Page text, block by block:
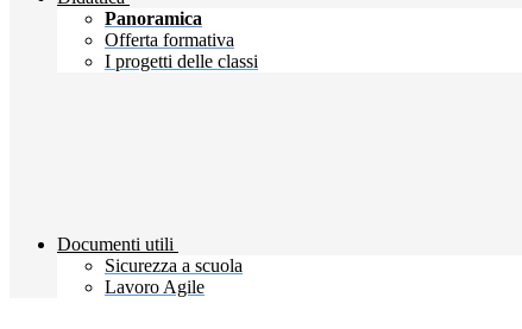
Panoramica
Offerta formativa
I progetti delle classi
Documenti utili
Sicurezza a scuola
Lavoro Agile